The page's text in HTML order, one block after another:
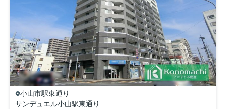
小山市駅東通り
サンデュエル小山駅東通り